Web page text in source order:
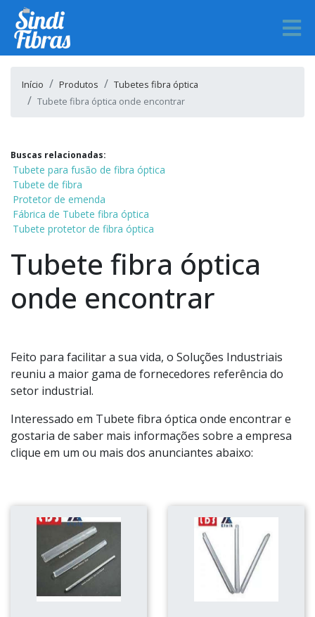
Início Produtos
Tubetes fibra óptica
Tubete fibra óptica onde encontrar
Buscas relacionadas:
Tubete para fusão de fibra óptica
Tubete de fibra
Protetor de emenda
Fábrica de Tubete fibra óptica
Tubete protetor de fibra óptica
Tubete fibra óptica
onde encontrar
Feito para facilitar a sua vida, o Soluções Industriais
reuniu a maior gama de fornecedores referência do
setor industrial.
Interessado em Tubete fibra óptica onde encontrar e
gostaria de saber mais informações sobre a empresa
clique em um ou mais dos anunciantes abaixo: